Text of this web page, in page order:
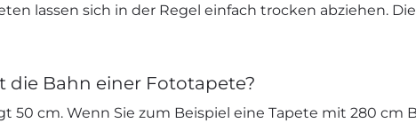
lassen sich in der Regel einfach trocken abziehen.
die Bahn einer Fototapete?
50 cm. Wenn Sie zum Beispiel eine Tapete mit 280 cm